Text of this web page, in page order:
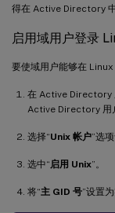
得在 Active Directory
启用域用户登录
要使域用户能够在
在 Active Directory
Active Directory 用
选择“Unix 帐户”选项
选中“ 启用 Unix”。
将“主 GID 号”设置